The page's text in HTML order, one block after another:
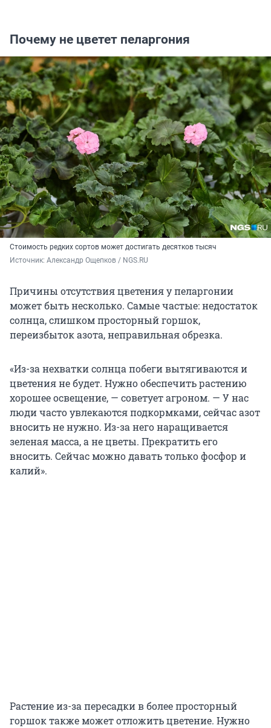
Почему не цветет пеларгония
Стоимость редких сортов может достигать десятков тысяч
Источник: Александр Ощепков / NGS.RU
Причины отсутствия цветения у пеларгонии
может быть несколько. Самые частые: недостаток
солнца, слишком просторный горшок,
переизбыток азота, неправильная обрезка.
«Из-за нехватки солнца побеги вытягиваются и
цветения не будет. Нужно обеспечить растению
хорошее освещение, — советует агроном. — У нас
люди часто увлекаются подкормками, сейчас азот
вносить не нужно. Из-за него наращивается
зеленая масса, а не цветы. Прекратить его
вносить. Сейчас можно давать только фосфор и
калий».
Растение из-за пересадки в более просторный
горшок также может отложить цветение. Нужно